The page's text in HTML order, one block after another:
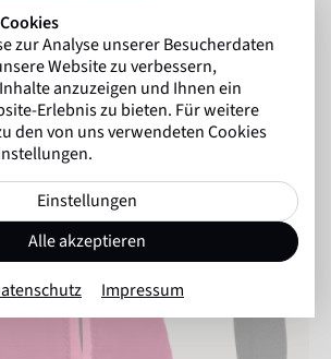
zur Analyse unserer Besucherdaten
Website zu verbessern,
anzuzeigen und Ihnen ein
Erlebnis zu bieten. Für weitere
den von uns verwendeten Cookies
Einstellungen
Alle akzeptieren
Impressum